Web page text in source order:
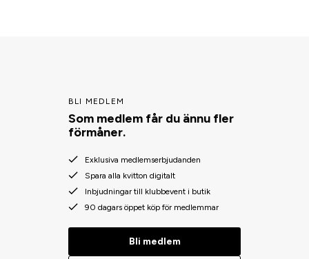
BLI MEDLEM
Som medlem får du ännu fler
förmåner.
Exklusiva medlemserbjudanden
Spara alla kvitton digitalt
Inbjudningar till klubbevent i butik
90 dagars öppet köp för medlemmar
Bli medlem